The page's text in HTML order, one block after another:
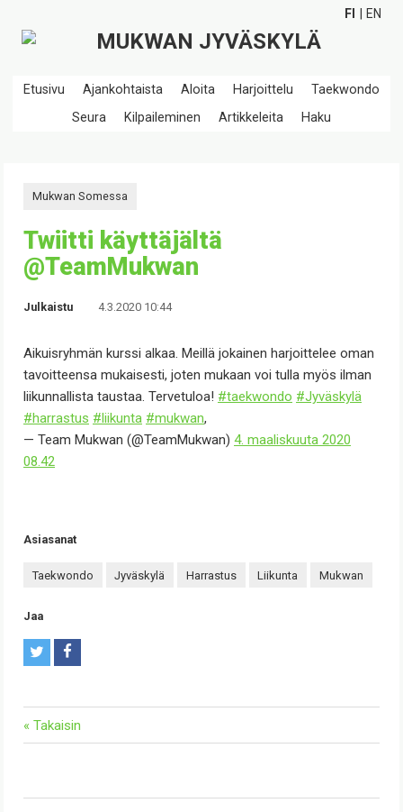
FI EN
Etusivu Ajankohtaista Aloita Harjoittelu
Taekwondo
Seura
Kilpaileminen Artikkeleita Haku
Mukwan Somessa
Twiitti käyttäjältä
@TeamMukwan
Julkaistu 4.3.2020 10:44
Aikuisryhmän kurssi alkaa. Meillä jokainen harjoittelee oman
tavoitteensa mukaisesti, joten mukaan voi tulla myös ilman
liikunnallista taustaa. Tervetuloa! #taekwondo #Jyväskylä
#harrastus #liikunta #mukwan,
— Team Mukwan (@TeamMukwan) 4. maaliskuuta 2020
08.42
Asiasanat
taekwondo Jyväskylä harrastus liikunta mukwan
Jaa
i
t
c
e
« Takaisin